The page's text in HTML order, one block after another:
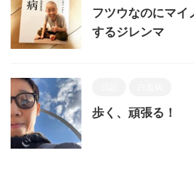
フツウなのにマイ
するジレンマ
歩く、頑張る！